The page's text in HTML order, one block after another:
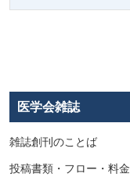
医学会雑誌
雑誌創刊のことば
投稿書類・フロー・料金